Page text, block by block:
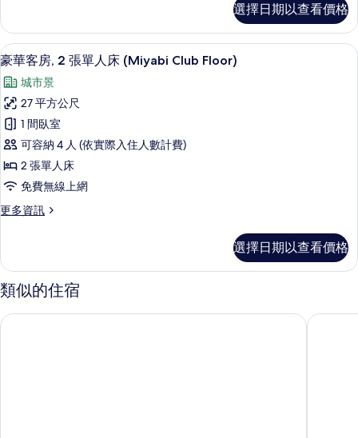
雙
人
床
(Miyabi
Club
Floor)
的
所
有
片
客
房,
1
特
大
雙
人
床
(Miyabi
Club
Floor)
詳
選擇日期以查看價格
顯
示
豪
華
客
房,
2
張
單
床
(Miyabi
Club
Floor)
高級寢具、客房內保險箱、遮光布/窗
31
豪華客房, 2 張單人床 (Miyabi Club Floor)
城市景
27 平方公尺
1 間臥室
可容納 4 人 (依實際入住人數計費)
2 張單人床
免費無線上網
更多資訊
更
客
房,
2
單
選擇日期以查看價格
類似的住宿
瑞士大阪南海飯店 阪急大